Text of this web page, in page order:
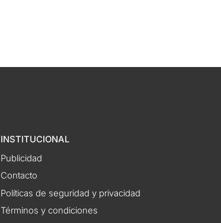
INSTITUCIONAL
Publicidad
Contacto
Políticas de seguridad y privacidad
Términos y condiciones